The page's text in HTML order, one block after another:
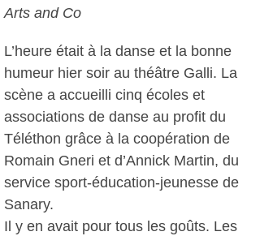
Arts and Co
L’heure était à la danse et la bonne
humeur hier soir au théâtre Galli. La
scène a accueilli cinq écoles et
associations de danse au profit du
Téléthon grâce à la coopération de
Romain Gneri et d’Annick Martin, du
service sport-éducation-jeunesse de
Sanary.
Il y en avait pour tous les goûts. Les